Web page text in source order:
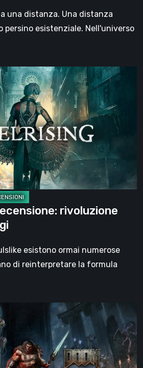
una distanza. Una distanza
persino esistenziale. Nell'universo
rivoluzione
esistono ormai numerose
di reinterpretare la formula